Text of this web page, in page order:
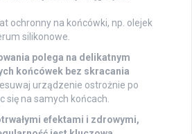
ochronny na końcówki, np. olejek
silikonowe.
polega na delikatnym
końcówek bez skracania
urządzenie ostrożnie po
się na samych końcach.
efektami i zdrowymi,